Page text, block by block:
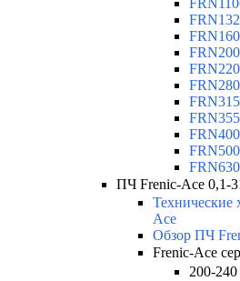
ПЧ Frenic-Ace 0,1-
Технические
Ace
Обзор ПЧ
Frenic-Ace
200-